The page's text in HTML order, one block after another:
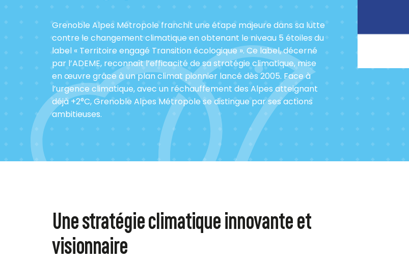
Grenoble Alpes Métropole franchit une étape majeure dans sa lutte
contre le changement climatique en obtenant le niveau 5 étoiles du
label « Territoire engagé Transition écologique ». Ce label, décerné
par l’ADEME, reconnaît l’efficacité de sa stratégie climatique, mise
en œuvre grâce à un plan climat pionnier lancé dès 2005. Face à
l’urgence climatique, avec un réchauffement des Alpes atteignant
déjà +2°C, Grenoble Alpes Métropole se distingue par ses actions
ambitieuses.
Une stratégie climatique innovante et
visionnaire